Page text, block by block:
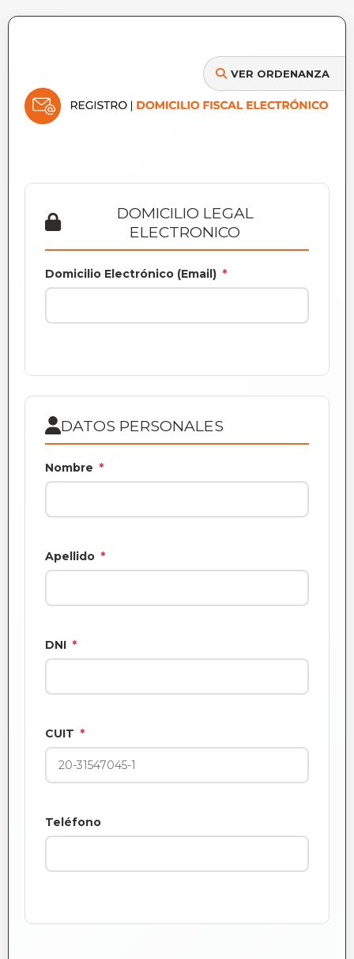
VER ORDENANZA
DOMICILIO LEGAL
ELECTRONICO
Domicilio Electrónico (Email) *
DATOS PERSONALES
Nombre *
Apellido *
DNI *
CUIT *
Teléfono